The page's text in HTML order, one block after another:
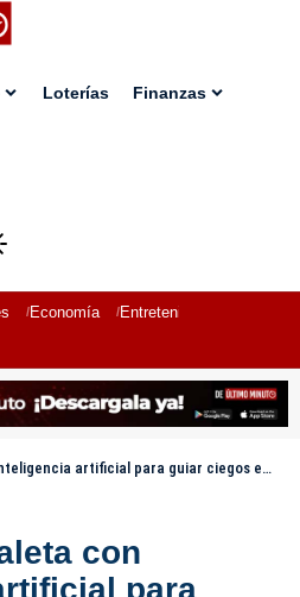
Loterías Finanzas
Economía Entretenimiento
artificial para guiar ciegos en Japón
con